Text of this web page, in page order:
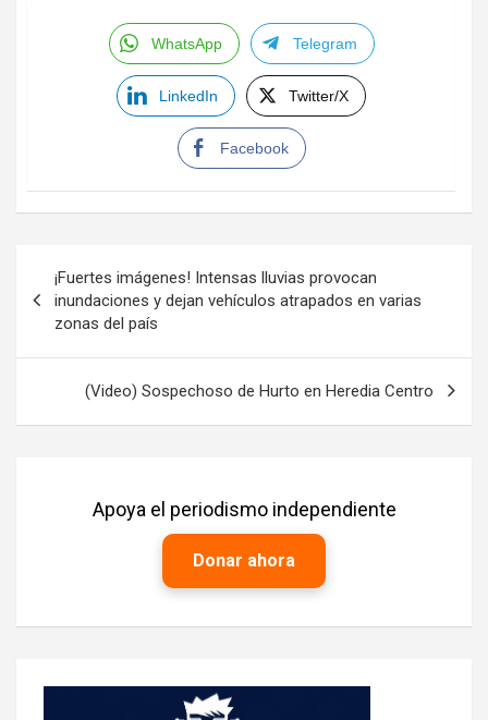
WhatsApp Telegram
LinkedIn Twitter/X
Facebook
de
entradas
¡Fuertes imágenes! Intensas lluvias provocan
inundaciones y dejan vehículos atrapados en varias
zonas del país
(Video) Sospechoso de Hurto en Heredia Centro
Apoya el periodismo independiente
Donar ahora